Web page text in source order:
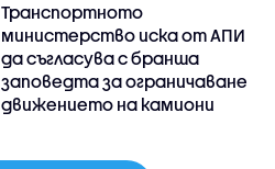
Транспортното
министерство иска от АПИ
да съгласува с бранша
заповедта за ограничаване
движението на камиони